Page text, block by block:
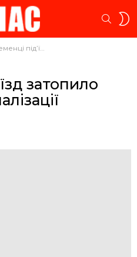
затопило відходами з каналізації
затопило